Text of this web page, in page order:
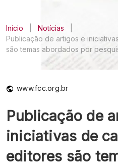
Início Notícias
Publicação de artigos e
são temas abordados por
www.fcc.org.br
Publicação de
iniciativas de
editores são